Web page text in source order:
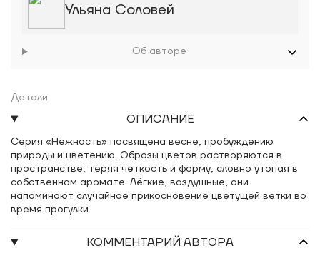
Ульяна Соловей
Об авторе
Детали
ОПИСАНИЕ
Серия «Нежность» посвящена весне, пробуждению
природы и цветению. Образы цветов растворяются в
пространстве, теряя чёткость и форму, словно утопая в
собственном аромате. Лёгкие, воздушные, они
напоминают случайное прикосновение цветущей ветки во
время прогулки.
КОММЕНТАРИЙ АВТОРА